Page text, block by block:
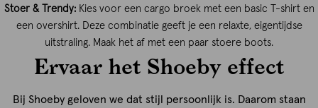
Stoer & Trendy:Kies voor een cargo broek met een basic T-shirt en
een overshirt. Deze combinatie geeft je een relaxte, eigentijdse
uitstraling. Maak het af met een paar stoere boots.
Ervaar het Shoeby effect
Bij Shoeby geloven we dat stijl persoonlijk is. Daarom staan